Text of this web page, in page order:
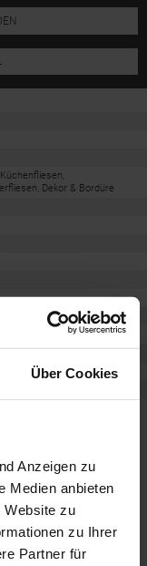
Über Cookies
Anzeigen zu
Medien anbieten
Website zu
zu Ihrer
Partner für
Dekor & Bordüre